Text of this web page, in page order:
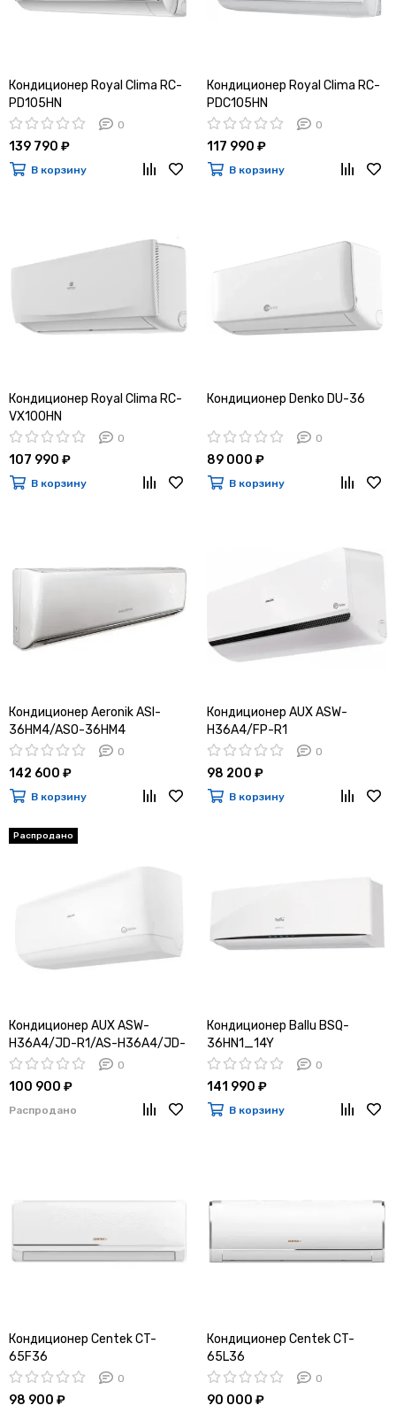
Кондиционер Royal Clima RC-
PD105HN
0
139 790 ₽
В корзину
Кондиционер Royal Clima RC-
PDC105HN
0
117 990 ₽
В корзину
Кондиционер Royal Clima RC-
VX100HN
0
107 990 ₽
В корзину
Кондиционер Denko DU-36
0
89 000 ₽
В корзину
Кондиционер Aeronik ASI-
36HM4/ASO-36HM4
0
142 600 ₽
В корзину
Кондиционер AUX ASW-
H36A4/FP-R1
0
98 200 ₽
В корзину
Кондиционер AUX ASW-
H36A4/JD-R1/AS-H36A4/JD-
R1
0
100 900 ₽
Распродано
Кондиционер Ballu BSQ-
36HN1_14Y
0
141 990 ₽
В корзину
Кондиционер Centek CT-
65F36
0
98 900 ₽
Кондиционер Centek CT-
65L36
0
90 000 ₽